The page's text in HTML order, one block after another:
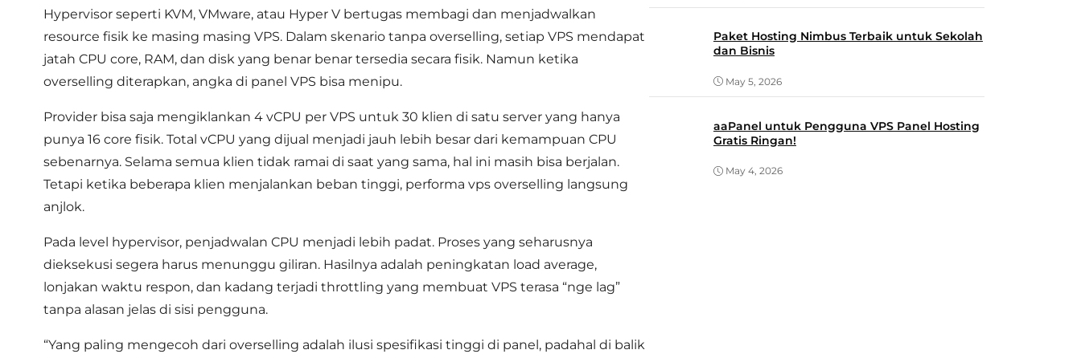
Hypervisor seperti KVM, VMware, atau Hyper V bertugas membagi dan menjadwalkan
resource fisik ke masing masing VPS. Dalam skenario tanpa overselling, setiap VPS mendapat
jatah CPU core, RAM, dan disk yang benar benar tersedia secara fisik. Namun ketika
overselling diterapkan, angka di panel VPS bisa menipu.
Provider bisa saja mengiklankan 4 vCPU per VPS untuk 30 klien di satu server yang hanya
punya 16 core fisik. Total vCPU yang dijual menjadi jauh lebih besar dari kemampuan CPU
sebenarnya. Selama semua klien tidak ramai di saat yang sama, hal ini masih bisa berjalan.
Tetapi ketika beberapa klien menjalankan beban tinggi, performa vps overselling langsung
anjlok.
Pada level hypervisor, penjadwalan CPU menjadi lebih padat. Proses yang seharusnya
dieksekusi segera harus menunggu giliran. Hasilnya adalah peningkatan load average,
lonjakan waktu respon, dan kadang terjadi throttling yang membuat VPS terasa “nge lag”
tanpa alasan jelas di sisi pengguna.
“Yang paling mengecoh dari overselling adalah ilusi spesifikasi tinggi di panel, padahal di balik
Paket Hosting Nimbus Terbaik untuk Sekolah
dan Bisnis
May 5, 2026
aaPanel untuk Pengguna VPS Panel Hosting
Gratis Ringan!
May 4, 2026